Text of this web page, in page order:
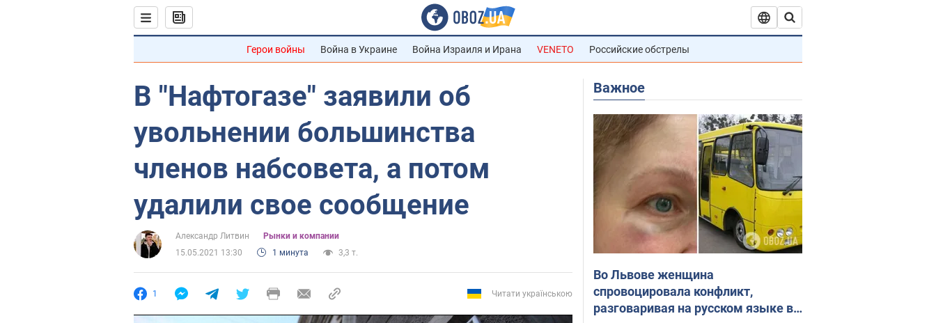
Герои войны Война в Украине Война Израиля и Ирана VENETO Российские обстрелы
В "Нафтогазе" заявили об
увольнении большинства
членов набсовета, а потом
удалили свое сообщение
Александр Литвин
Рынки и компании
15.05.2021 13:30
1 минута 3,3 т.
1 Читати українською
Важное
Во Львове женщина
спровоцировала конфликт,
разговаривая на русском языке в